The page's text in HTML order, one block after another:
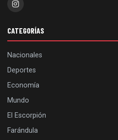
CATEGORÍAS
Nacionales
Deportes
Economía
Mundo
El Escorpión
Farándula